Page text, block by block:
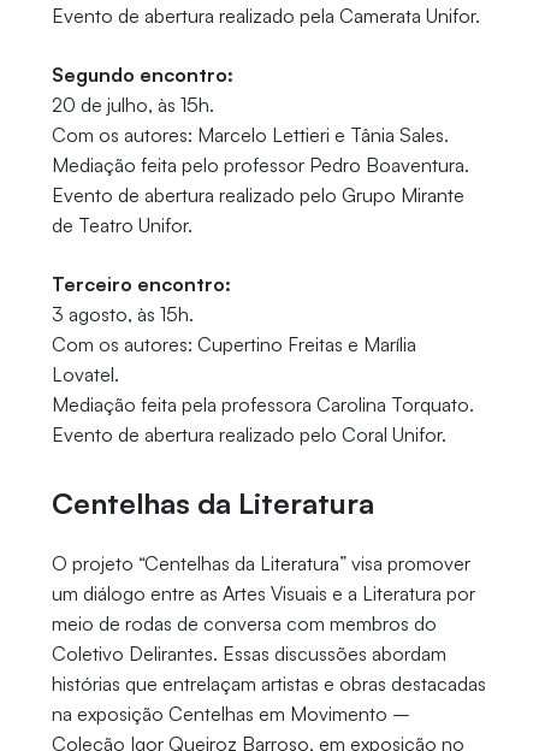
Evento de abertura realizado pela Camerata Unifor.
Segundo encontro:
20 de julho, às 15h.
Com os autores: Marcelo Lettieri e Tânia Sales.
Mediação feita pelo professor Pedro Boaventura.
Evento de abertura realizado pelo Grupo Mirante
de Teatro Unifor.
Terceiro encontro:
3 agosto, às 15h.
Com os autores: Cupertino Freitas e Marília
Lovatel.
Mediação feita pela professora Carolina Torquato.
Evento de abertura realizado pelo Coral Unifor.
Centelhas da Literatura
O projeto “Centelhas da Literatura” visa promover
um diálogo entre as Artes Visuais e a Literatura por
meio de rodas de conversa com membros do
Coletivo Delirantes. Essas discussões abordam
histórias que entrelaçam artistas e obras destacadas
na exposição Centelhas em Movimento –
Coleção Igor Queiroz Barroso, em exposição no